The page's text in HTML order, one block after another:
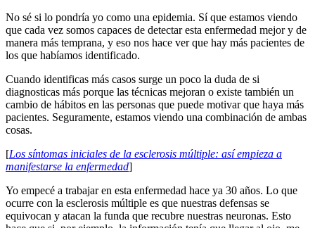
No sé si lo pondría yo como una epidemia. Sí que estamos viendo
que cada vez somos capaces de detectar esta enfermedad mejor y de
manera más temprana, y eso nos hace ver que hay más pacientes de
los que habíamos identificado.
Cuando identificas más casos surge un poco la duda de si
diagnosticas más porque las técnicas mejoran o existe también un
cambio de hábitos en las personas que puede motivar que haya más
pacientes. Seguramente, estamos viendo una combinación de ambas
cosas.
[Los síntomas iniciales de la esclerosis múltiple: así empieza a
manifestarse la enfermedad]
Yo empecé a trabajar en esta enfermedad hace ya 30 años. Lo que
ocurre con la esclerosis múltiple es que nuestras defensas se
equivocan y atacan la funda que recubre nuestras neuronas. Esto